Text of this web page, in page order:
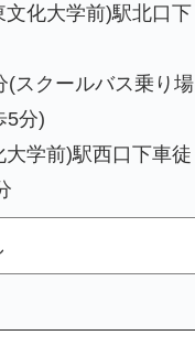
化大学前)駅北口下
(スクールバス乗り場
5分)
学前)駅西口下車徒